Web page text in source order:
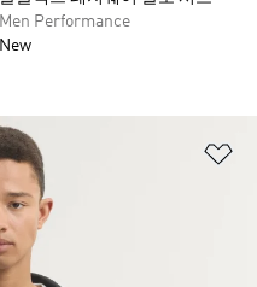
Men Performance
New